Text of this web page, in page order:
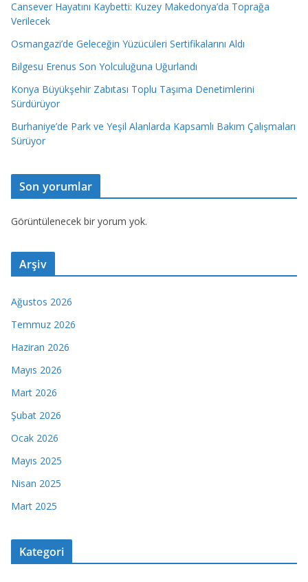
Cansever Hayatını Kaybetti: Kuzey Makedonya’da Toprağa
Verilecek
Osmangazi’de Geleceğin Yüzücüleri Sertifikalarını Aldı
Bilgesu Erenus Son Yolculuğuna Uğurlandı
Konya Büyükşehir Zabıtası Toplu Taşıma Denetimlerini
Sürdürüyor
Burhaniye’de Park ve Yeşil Alanlarda Kapsamlı Bakım Çalışmaları
Sürüyor
Son yorumlar
Görüntülenecek bir yorum yok.
Arşiv
Ağustos 2026
Temmuz 2026
Haziran 2026
Mayıs 2026
Mart 2026
Şubat 2026
Ocak 2026
Mayıs 2025
Nisan 2025
Mart 2025
Kategori